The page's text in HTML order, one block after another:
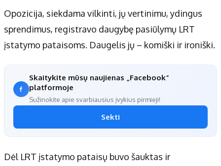
Opozicija, siekdama vilkinti, jų vertinimu, ydingus
sprendimus, registravo daugybę pasiūlymų LRT
įstatymo pataisoms. Daugelis jų – komiški ir ironiški.
Skaitykite mūsų naujienas „Facebook“
platformoje
Sužinokite apie svarbiausius įvykius pirmieji!
Sekti
Dėl LRT įstatymo pataisų buvo šauktas ir